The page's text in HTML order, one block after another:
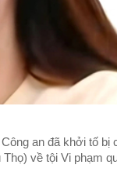
an đã khởi tố bị
về tội Vi phạm